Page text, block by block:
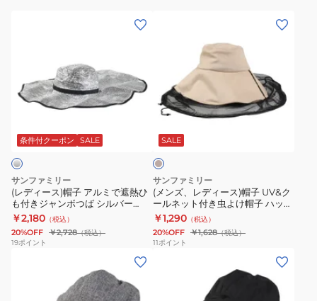
ス)
ア
ル
ミ
で
遮
熱
ひ
条件付クーポン SALE
サンファミリー
(レディース)帽子 アルミで遮熱ひ
も付きジャンボつば シルバー
SUNF-692984-25 紫外線対策 UV
カット 遮熱 保冷剤ポケット
￥2,180 （税込）
20%OFF ￥2,728（税込）
19ポイント
ィ
ス)
帽
子
UV&
ク
ー
ル
SALE
ー
ジ
サンファミリー
(メンズ、レディース)帽子 UV&ク
ールネット付き虫よけ帽子 ハット
ベージュ SUNF-697699-25 手洗
い可 紫外線対策 接触冷感
￥1,290 （税込）
20%OFF ￥1,628（税込）
11ポイント